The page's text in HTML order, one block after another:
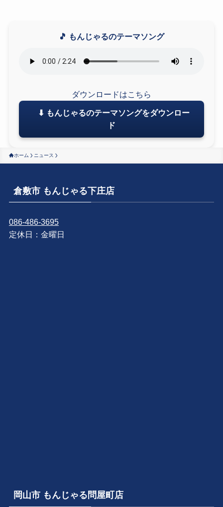
🎵 もんじゃるのテーマソング
ダウンロードはこちら
⬇ もんじゃるのテーマソングをダウンロー
ド
ホーム ニュース
倉敷市 もんじゃる下庄店
086-486-3695
定休日：金曜日
岡山市 もんじゃる問屋町店